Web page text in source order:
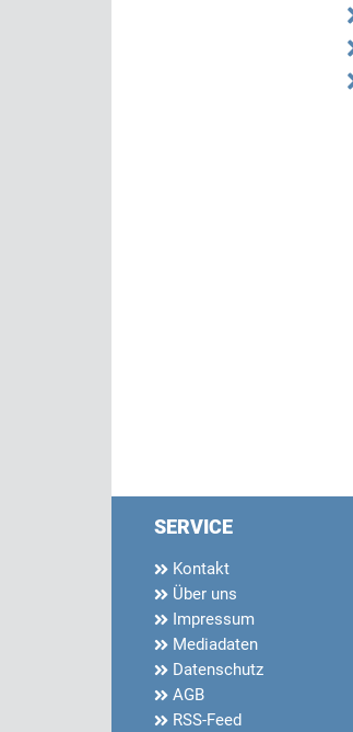
SERVICE
Kontakt
Über uns
Impressum
Mediadaten
Datenschutz
AGB
RSS-Feed